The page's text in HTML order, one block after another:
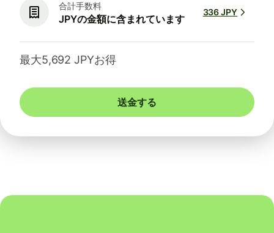
合計手数料
JPYの金額に含まれています
336 JPY
最大5,692 JPYお得
送金する